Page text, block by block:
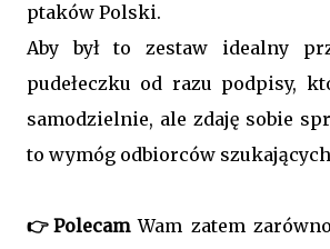
ptaków Polski.
Aby był to zestaw idealny
pudełeczku od razu podpisy,
samodzielnie, ale zdaję sobie
to wymóg odbiorców
👉PolecamWam zatem